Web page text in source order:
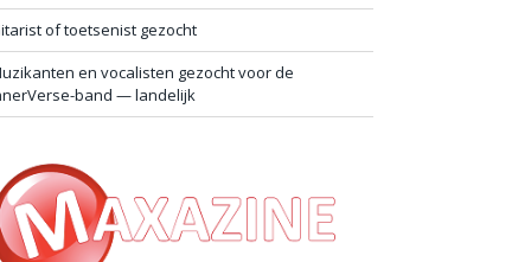
of toetsenist gezocht
en vocalisten gezocht voor de
band — landelijk